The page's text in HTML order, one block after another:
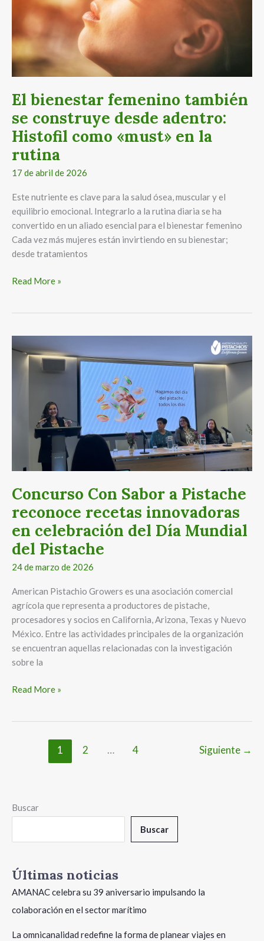
El bienestar femenino también
se construye desde adentro:
Histofil como «must» en la
rutina
17 de abril de 2026
Este nutriente es clave para la salud ósea, muscular y el
equilibrio emocional. Integrarlo a la rutina diaria se ha
convertido en un aliado esencial para el bienestar femenino
Cada vez más mujeres están invirtiendo en su bienestar;
desde tratamientos
Histofil
«must»
en
la
rutina
Read More »
Concurso Con Sabor a Pistache
reconoce recetas innovadoras
en celebración del Día Mundial
del Pistache
24 de marzo de 2026
American Pistachio Growers es una asociación comercial
agrícola que representa a productores de pistache,
procesadores y socios en California, Arizona, Texas y Nuevo
México. Entre las actividades principales de la organización
se encuentran aquellas relacionadas con la investigación
sobre la
Concurso
Con
Sabor
reconoce
recetas
innovadoras
celebración
Día
Mundial
del
Pistache
Read More »
1 2 … 4 Siguiente →
Buscar
Buscar
Últimas noticias
AMANAC celebra su 39 aniversario impulsando la
colaboración en el sector marítimo
La omnicanalidad redefine la forma de planear viajes en